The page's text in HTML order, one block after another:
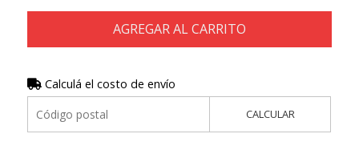
AGREGAR AL CARRITO
Calculá el costo de envío
CALCULAR